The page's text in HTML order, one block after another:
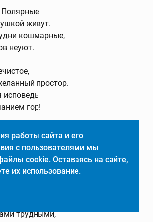
Полярные
живут.
кошмарные,
неуют.
простор.
исповедь
гор!
дарованный,
не спеша.
душа!
буднями,
тоски.
трудными,
работы сайта и его
с пользователями мы
cookie. Оставаясь на сайте,
их использование.